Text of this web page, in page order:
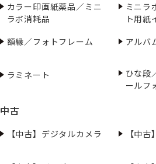
カラー印画紙薬品／ミニ
ラボ消耗品
ミニラ
ト用紙
額縁／フォトフレーム
アルバ
ラミネート
ひな段
ールフ
中古
【中古】デジタルカメラ 【中